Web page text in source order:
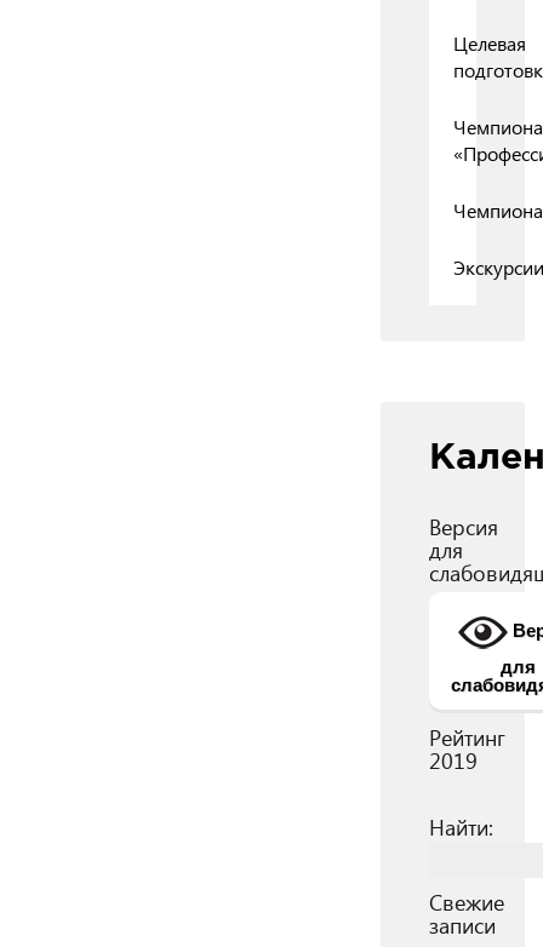
Целевая
Экскурсии
Версия
для
для
Рейтинг
2019
Найти:
Свежие
записи